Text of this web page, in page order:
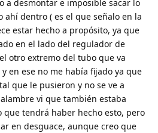
a desmontar e imposible sacar lo
ahí dentro ( es el que señalo en la
estar hecho a propósito, ya que
en el lado del regulador de
otro extremo del tubo que va
en ese no me había fijado ya que
que le pusieron y no se ve a
vi que también estaba
que tendrá haber hecho esto, pero
en desguace, aunque creo que